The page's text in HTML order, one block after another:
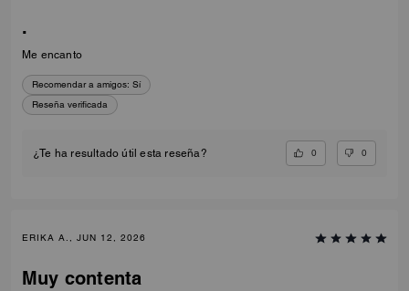
.
Me encanto
Recomendar a amigos: Sí
Reseña verificada
¿Te ha resultado útil esta reseña? 0 0
ERIKA A., JUN 12, 2026
Muy contenta